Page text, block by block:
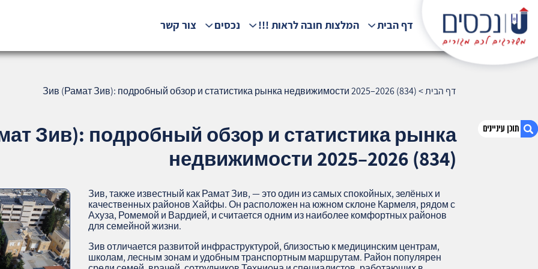
статистика рынка недвижимости 2025–
דף הבית המלצות חובה לראות !!! נכסים צור קשר
דף הבית>
Зив (Рамат Зив): подробный обзор и статистика рынка недвижимости 2025–2026 (834)
Зив): подробный обзор и статистика рынка
недвижимости 2025–2026 (834)
Зив, также известный как Рамат Зив, — это один из самых спокойных, зелёных и
качественных районов Хайфы. Он расположен на южном склоне Кармеля, рядом с
Ахуза, Ромемой и Вардией, и считается одним из наиболее комфортных районов
для семейной жизни.
Зив отличается развитой инфраструктурой, близостью к медицинским центрам,
школам, лесным зонам и удобным транспортным маршрутам. Район популярен